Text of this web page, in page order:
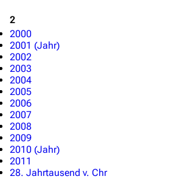
2
2000
2001 (Jahr)
2002
2003
2004
2005
2006
2007
2008
2009
2010 (Jahr)
2011
28. Jahrtausend v. Chr